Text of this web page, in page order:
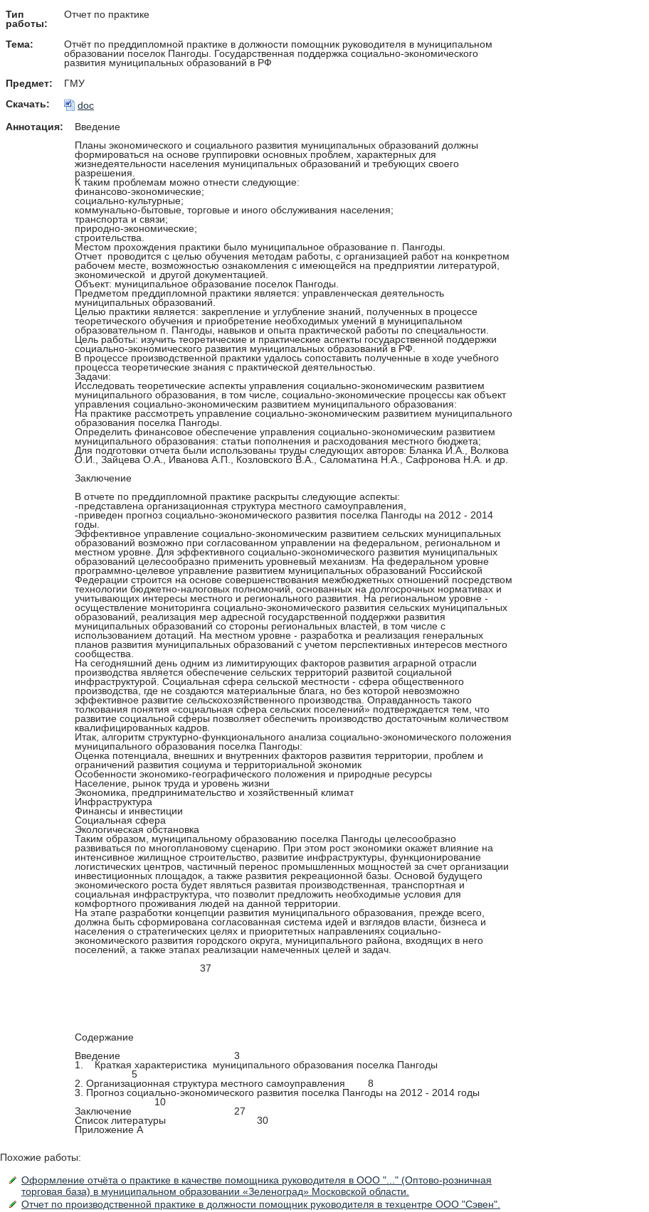
Тип
работы:
Отчет по практике
Тема:
Отчёт по преддипломной практике в должности помощник руководителя в муниципальном
образовании поселок Пангоды. Государственная поддержка социально-экономического
развития муниципальных образований в РФ
Предмет:
ГМУ
Скачать:
doc
Аннотация:
Введение
Планы экономического и социального развития муниципальных образований должны
формироваться на основе группировки основных проблем, характерных для
жизнедеятельности населения муниципальных образований и требующих своего
разрешения.
К таким проблемам можно отнести следующие:
финансово-экономические;
социально-культурные;
коммунально-бытовые, торговые и иного обслуживания населения;
транспорта и связи;
природно-экономические;
строительства.
Местом прохождения практики было муниципальное образование п. Пангоды.
Отчет проводится с целью обучения методам работы, с организацией работ на конкретном
рабочем месте, возможностью ознакомления с имеющейся на предприятии литературой,
экономической и другой документацией.
Объект: муниципальное образование поселок Пангоды.
Предметом преддипломной практики является: управленческая деятельность
муниципальных образований.
Целью практики является: закрепление и углубление знаний, полученных в процессе
теоретического обучения и приобретение необходимых умений в муниципальном
образовательном п. Пангоды, навыков и опыта практической работы по специальности.
Цель работы: изучить теоретические и практические аспекты государственной поддержки
социально-экономического развития муниципальных образований в РФ.
В процессе производственной практики удалось сопоставить полученные в ходе учебного
процесса теоретические знания с практической деятельностью.
Задачи:
Исследовать теоретические аспекты управления социально-экономическим развитием
муниципального образования, в том числе, социально-экономические процессы как объект
управления социально-экономическим развитием муниципального образования:
На практике рассмотреть управление социально-экономическим развитием муниципального
образования поселка Пангоды.
Определить финансовое обеспечение управления социально-экономическим развитием
муниципального образования: статьи пополнения и расходования местного бюджета;
Для подготовки отчета были использованы труды следующих авторов: Бланка И.А., Волкова
О.И., Зайцева О.А., Иванова А.П., Козловского В.А., Саломатина Н.А., Сафронова Н.А. и др.
Заключение
В отчете по преддипломной практике раскрыты следующие аспекты:
-представлена организационная структура местного самоуправления,
-приведен прогноз социально-экономического развития поселка Пангоды на 2012 - 2014
годы.
Эффективное управление социально-экономическим развитием сельских муниципальных
образований возможно при согласованном управлении на федеральном, региональном и
местном уровне. Для эффективного социально-экономического развития муниципальных
образований целесообразно применить уровневый механизм. На федеральном уровне
программно-целевое управление развитием муниципальных образований Российской
Федерации строится на основе совершенствования межбюджетных отношений посредством
технологии бюджетно-налоговых полномочий, основанных на долгосрочных нормативах и
учитывающих интересы местного и регионального развития. На региональном уровне -
осуществление мониторинга социально-экономического развития сельских муниципальных
образований, реализация мер адресной государственной поддержки развития
муниципальных образований со стороны региональных властей, в том числе с
использованием дотаций. На местном уровне - разработка и реализация генеральных
планов развития муниципальных образований с учетом перспективных интересов местного
сообщества.
На сегодняшний день одним из лимитирующих факторов развития аграрной отрасли
производства является обеспечение сельских территорий развитой социальной
инфраструктурой. Социальная сфера сельской местности - сфера общественного
производства, где не создаются материальные блага, но без которой невозможно
эффективное развитие сельскохозяйственного производства. Оправданность такого
толкования понятия «социальная сфера сельских поселений» подтверждается тем, что
развитие социальной сферы позволяет обеспечить производство достаточным количеством
квалифицированных кадров.
Итак, алгоритм структурно-функционального анализа социально-экономического положения
муниципального образования поселка Пангоды:
Оценка потенциала, внешних и внутренних факторов развития территории, проблем и
ограничений развития социума и территориальной экономик
Особенности экономико-географического положения и природные ресурсы
Население, рынок труда и уровень жизни
Экономика, предпринимательство и хозяйственный климат
Инфраструктура
Финансы и инвестиции
Социальная сфера
Экологическая обстановка
Таким образом, муниципальному образованию поселка Пангоды целесообразно
развиваться по многоплановому сценарию. При этом рост экономики окажет влияние на
интенсивное жилищное строительство, развитие инфраструктуры, функционирование
логистических центров, частичный перенос промышленных мощностей за счет организации
инвестиционных площадок, а также развития рекреационной базы. Основой будущего
экономического роста будет являться развитая производственная, транспортная и
социальная инфраструктура, что позволит предложить необходимые условия для
комфортного проживания людей на данной территории.
На этапе разработки концепции развития муниципального образования, прежде всего,
должна быть сформирована согласованная система идей и взглядов власти, бизнеса и
населения о стратегических целях и приоритетных направлениях социально-
экономического развития городского округа, муниципального района, входящих в него
поселений, а также этапах реализации намеченных целей и задач.
37
Содержание
Введение 3
1. Краткая характеристика муниципального образования поселка Пангоды
5
2. Организационная структура местного самоуправления 8
3. Прогноз социально-экономического развития поселка Пангоды на 2012 - 2014 годы
10
Заключение 27
Список литературы 30
Приложение А
Похожие работы:
Оформление отчёта о практике в качестве помощника руководителя в ООО "..." (Оптово-розничная
торговая база) в муниципальном образовании «Зеленоград» Московской области.
Отчет по производственной практике в должности помощник руководителя в техцентре ООО "Сэвен".